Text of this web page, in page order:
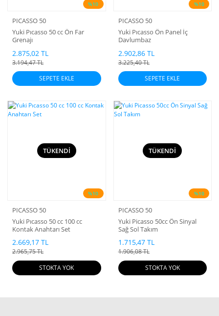
%10
PICASSO 50
Yuki Pıcasso 50 cc Ön Far
Grenajı
2.875,02 TL
3.194,47 TL
SEPETE EKLE
%10
PICASSO 50
Yuki Pıcasso Ön Panel İç
Davlumbaz
2.902,86 TL
3.225,40 TL
SEPETE EKLE
%10
TÜKENDİ
PICASSO 50
Yuki Pıcasso 50 cc 100 cc
Kontak Anahtarı Set
2.669,17 TL
2.965,75 TL
STOKTA YOK
%10
TÜKENDİ
PICASSO 50
Yuki Picasso 50cc Ön Sinyal
Sağ Sol Takım
1.715,47 TL
1.906,08 TL
STOKTA YOK